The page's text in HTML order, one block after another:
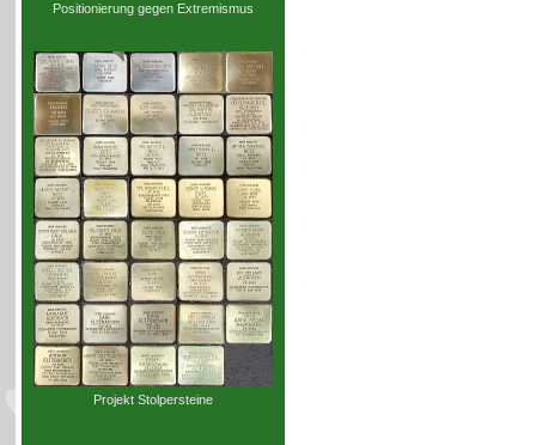
Positionierung gegen Extremismus
Projekt Stolpersteine